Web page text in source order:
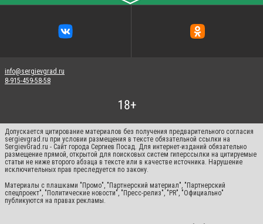
info@sergievgrad.ru
8-915-459-58-58
Допускается цитирование материалов без получения предварительного согласия
sergievgrad.ru при условии размещения в тексте обязательной ссылки на
SergievGrad.ru - Сайт города Сергиев Посад. Для интернет-изданий обязательно
размещение прямой, открытой для поисковых систем гиперссылки на цитируемые
статьи не ниже второго абзаца в тексте или в качестве источника. Нарушение
исключительных прав преследуется по закону.
Материалы с плашками "Промо", "Партнерский материал", "Партнерский
спецпроект", "Политические новости", "Пресс-релиз", "PR", "Официально"
публикуются на правах рекламы.